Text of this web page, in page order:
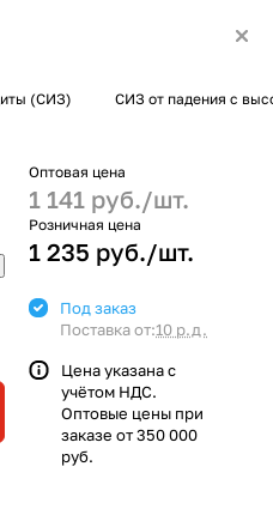
(СИЗ) СИЗ от падения с
Оптовая цена
1 141 руб./шт.
Розничная цена
1 235 руб./шт.
Под заказ
Поставка от:10 р.д.
Цена указана с
учётом НДС.
Оптовые цены при
заказе от 350 000
руб.